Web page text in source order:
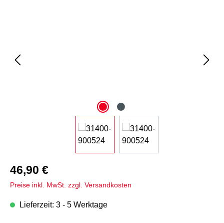
46,90 €
Preise inkl. MwSt. zzgl. Versandkosten
Lieferzeit: 3 - 5 Werktage